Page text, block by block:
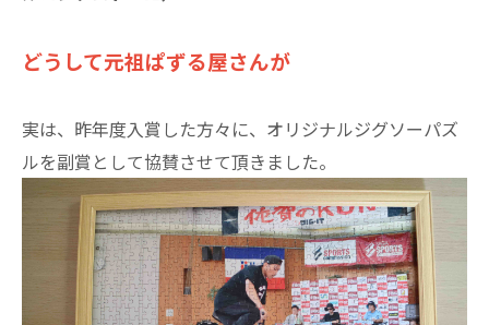
どうして元祖ぱずる屋さんが
実は、昨年度入賞した方々に、オリジナルジグソーパズ
ルを副賞として協賛させて頂きました。